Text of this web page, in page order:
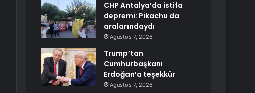
CHP Antalya’da istifa
depremi: Pikachu da
aralarındaydı
Ağustos 7, 2026
Trump’tan
Cumhurbaşkanı
Erdoğan’a teşekkür
Ağustos 7, 2026